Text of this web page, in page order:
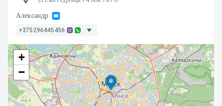
Александр
+375296445456
+
−